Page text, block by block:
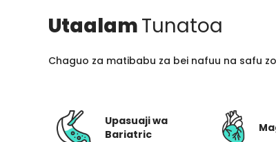
UtaalamTunatoa
Chaguo za matibabu za bei nafuu na safu
Upasuaji wa
Bariatric